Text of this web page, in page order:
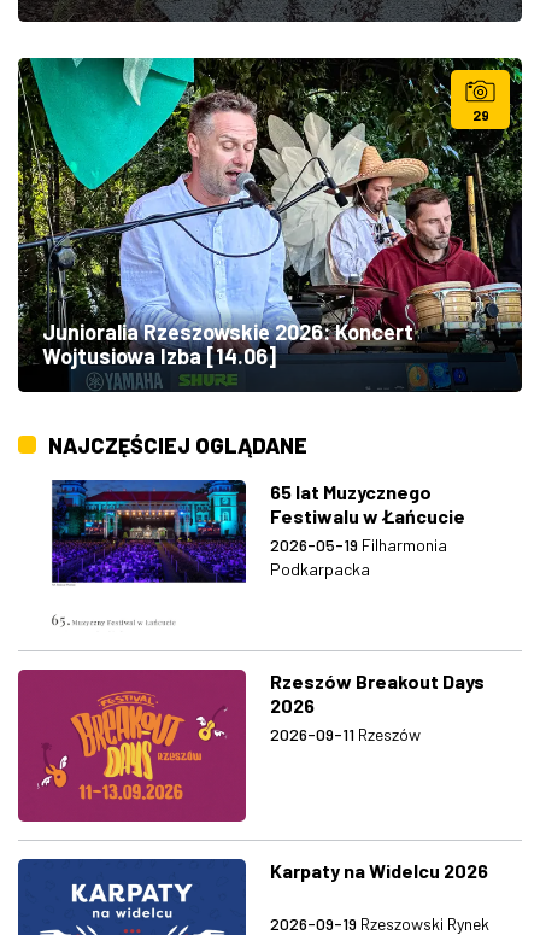
29
Junioralia Rzeszowskie 2026: Koncert
Wojtusiowa Izba [14.06]
NAJCZĘŚCIEJ OGLĄDANE
65 lat Muzycznego
Festiwalu w Łańcucie
2026-05-19 Filharmonia
Podkarpacka
Rzeszów Breakout Days
2026
2026-09-11 Rzeszów
Karpaty na Widelcu 2026
2026-09-19 Rzeszowski Rynek